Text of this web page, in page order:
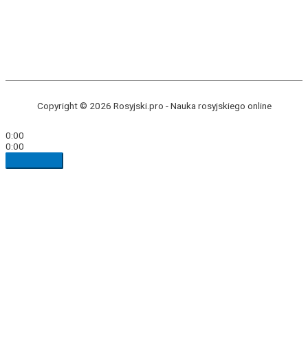
Copyright © 2026 Rosyjski.pro -Nauka rosyjskiego online
0:00
0:00